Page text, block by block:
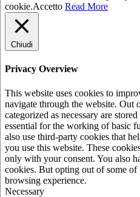
cookie.Accetto Read More
Chiudi
Privacy Overview
This website uses cookies to
navigate through the website. Out
categorized as necessary are
essential for the working of basic
also use third-party cookies that
you use this website. These
only with your consent. You also
cookies. But opting out of some of
browsing experience.
Necessary